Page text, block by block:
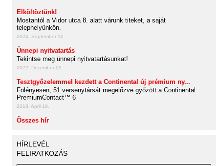
Elköltöztünk!
Mostantól a Vidor utca 8. alatt várunk titeket, a saját
telephelyünkön.
2024. September 16.
Ünnepi nyitvatartás
Tekintse meg ünnepi nyitvatartásunkat!
2022. December 09.
Tesztgyőzelemmel kezdett a Continental új prémium ny...
Fölényesen, 51 versenytársát megelőzve győzött a Continental
PremiumContact™ 6
2018. April 19.
Összes hír
HÍRLEVÉL
FELIRATKOZÁS